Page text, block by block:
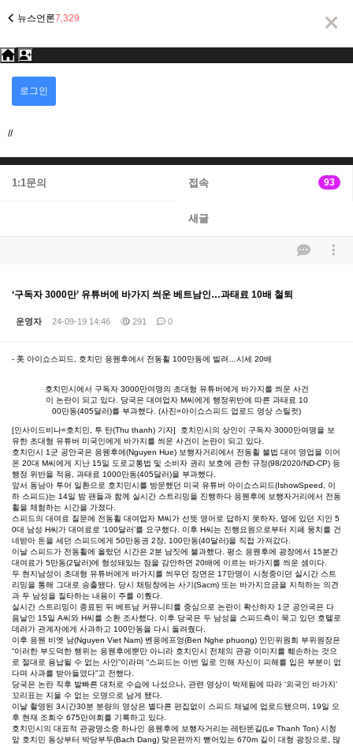
뉴스언론7,329
원
인
로그인
//
1:1문의 접속 93
새글
‘구독자 3000만’ 유튜버에 바가지 씌운 베트남인…과태료 10배 철퇴
운영자 24-09-19 14:46 291 0
본문
- 美 아이쇼스피드, 호치민 응웬후에서 전동휠 100만동에 빌려…시세 20배
호치민시에서 구독자 3000만여명의 초대형 유튜버에게 바가지를 씌운 사건
이 논란이 되고 있다. 당국은 대여업자 M씨에게 행정위반에 따른 과태료 10
00만동(405달러)를 부과했다. (사진=아이쇼스피드 업로드 영상 스틸컷)
[인사이드비나=호치민, 투 탄(Thu thanh) 기자] 호치민시의 상인이 구독자 3000만여명을 보
유한 초대형 유튜버 미국인에게 바가지를 씌운 사건이 논란이 되고 있다.
호치민시 1군 공안국은 응웬후에(Nguyen Hue) 보행자거리에서 전동휠 불법 대여 영업을 이어
온 20대 M씨에게 지난 15일 도로교통법 및 소비자 권리 보호에 관한 규정(98/2020/ND-CP) 등
행정 위반을 적용, 과태료 1000만동(405달러)을 부과했다.
앞서 동남아 투어 일환으로 호치민시를 방문했던 미국 유튜버 아이쇼스피드(IshowSpeed, 이
하 스피드)는 14일 밤 팬들과 함께 실시간 스트리밍을 진행하다 응웬후에 보행자거리에서 전동
휠을 체험하는 시간을 가졌다.
스피드의 대여료 질문에 전동휠 대여업자 M씨가 선뜻 영어로 답하지 못하자, 옆에 있던 지인 5
0대 남성 H씨가 대여료로 ‘100달러’를 요구했다. 이후 H씨는 진행요원으로부터 지폐 뭉치를 건
네받아 돈을 세던 스피드에게 50만동권 2장, 100만동(40달러)을 직접 가져갔다.
이날 스피드가 전동휠에 올랐던 시간은 2분 남짓에 불과했다. 평소 응웬후에 광장에서 15분간
대여료가 5만동(2달러)에 형성돼있는 점을 감안하면 20배에 이르는 바가지를 씌운 셈이다.
두 현지남성이 초대형 유튜버에게 바가지를 씌우던 장면은 17만명이 시청중이던 실시간 스트
리밍을 통해 그대로 송출됐다. 당시 채팅창에는 사기(Sacm) 또는 바가지요금을 지적하는 의견
과 두 남성을 질타하는 내용이 주를 이뤘다.
실시간 스트리밍이 종료된 뒤 베트남 커뮤니티를 중심으로 논란이 확산하자 1군 공안국은 다
음날인 15일 A씨와 H씨를 소환 조사했다. 이후 당국은 두 남성을 스피드측이 묵고 있던 호텔로
데려가 관계자에게 사과하고 100만동을 다시 돌려줬다.
이후 응웬 비엣 남(Nguyen Viet Nam) 벤응에프엉(Ben Nghe phuong) 인민위원회 부위원장은
“이러한 부도덕한 행위는 응웬후에뿐만 아니라 호치민시 전체의 관광 이미지를 훼손하는 것으
로 절대로 용납될 수 없는 사안”이라며 “스피드는 이번 일로 인해 자신이 피해를 입은 부분이 없
다며 사과를 받아들였다”고 전했다.
당국은 논란 직후 발빠른 대처로 수습에 나섰으나, 관련 영상이 박제됨에 따라 ‘외국인 바가지’
꼬리표는 지울 수 없는 오명으로 남게 됐다.
이날 촬영된 3시간30분 분량의 영상은 별다른 편집없이 스피드 채널에 업로드됐으며, 19일 오
후 현재 조회수 675만여회를 기록하고 있다.
호치민시의 대표적 관광명소중 하나인 응웬후에 보행자거리는 레탄똔길(Le Thanh Ton) 시청
앞 호치민 동상부터 박당부두(Bach Dang) 맞은편까지 뻗어있는 670m 길이 대형 광장으로, 많